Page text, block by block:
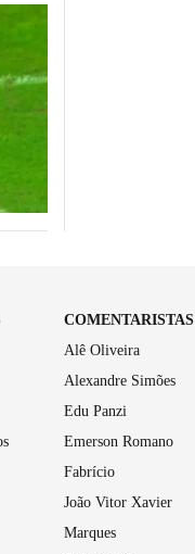
COMENTARISTAS
Alê Oliveira
Alexandre Simões
Edu Panzi
Emerson Romano
Fabrício
João Vitor Xavier
Marques